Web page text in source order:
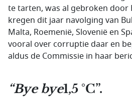
te tarten, was al gebroken door
kregen dit jaar navolging van
Malta, Roemenië, Slovenië en
vooral over corruptie daar en
aldus de Commissie in haar
“Bye bye1,5 °C”.